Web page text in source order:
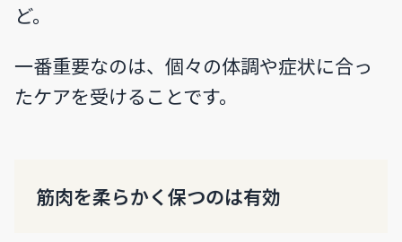
ど。
一番重要なのは、個々の体調や症状に合っ
たケアを受けることです。
筋肉を柔らかく保つのは有効